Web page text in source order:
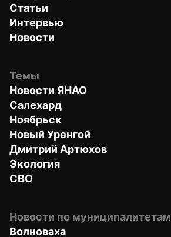
Статьи
Интервью
Новости
Темы
Новости ЯНАО
Салехард
Ноябрьск
Новый Уренгой
Дмитрий Артюхов
Экология
СВО
Новости по муниципалитетам
Волноваха